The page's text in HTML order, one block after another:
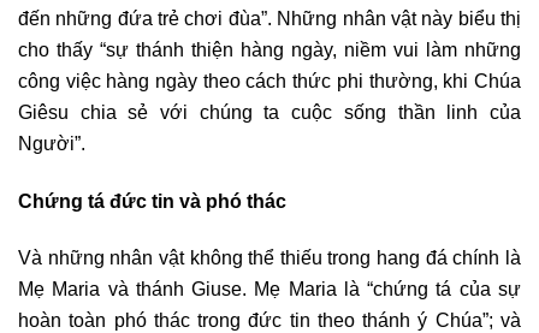
đến những đứa trẻ chơi đùa”. Những nhân vật này biểu thị
cho thấy “sự thánh thiện hàng ngày, niềm vui làm những
công việc hàng ngày theo cách thức phi thường, khi Chúa
Giêsu chia sẻ với chúng ta cuộc sống thần linh của
Người”.
Chứng tá đức tin và phó thác
Và những nhân vật không thể thiếu trong hang đá chính là
Mẹ Maria và thánh Giuse. Mẹ Maria là “chứng tá của sự
hoàn toàn phó thác trong đức tin theo thánh ý Chúa”; và